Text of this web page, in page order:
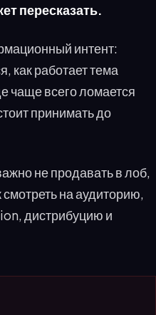
пересказать.
интент:
как работает тема
чаще всего ломается
принимать до
не продавать в лоб,
на аудиторию,
дистрибуцию и